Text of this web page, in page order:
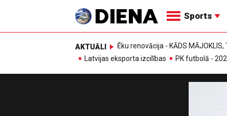
Sports
AKTUĀLI Ēku renovācija - KĀDS MĀJOKLIS,
Latvijas eksporta izcilības
PK futbolā -